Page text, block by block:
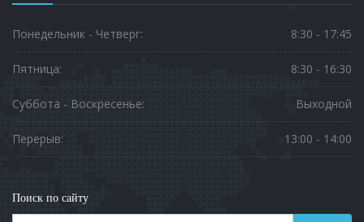
Понедельник - Четверг: 8:30 - 17:45
Пятница: 8:30 - 16:30
Суббота - Воскресенье: Выходной
Перерыв: 13:00 - 14:00
Поиск по сайту